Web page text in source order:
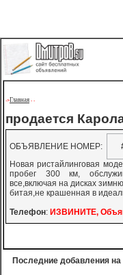
->Главная - -
продается
ОБЪЯВЛЕНИЕ НОМЕР:
Новая ристайлинговая
пробег 300 км,
все,включая на дисках
битая,не крашенная в
Телефон: ИЗВИНИТЕ,
Последние добавления на